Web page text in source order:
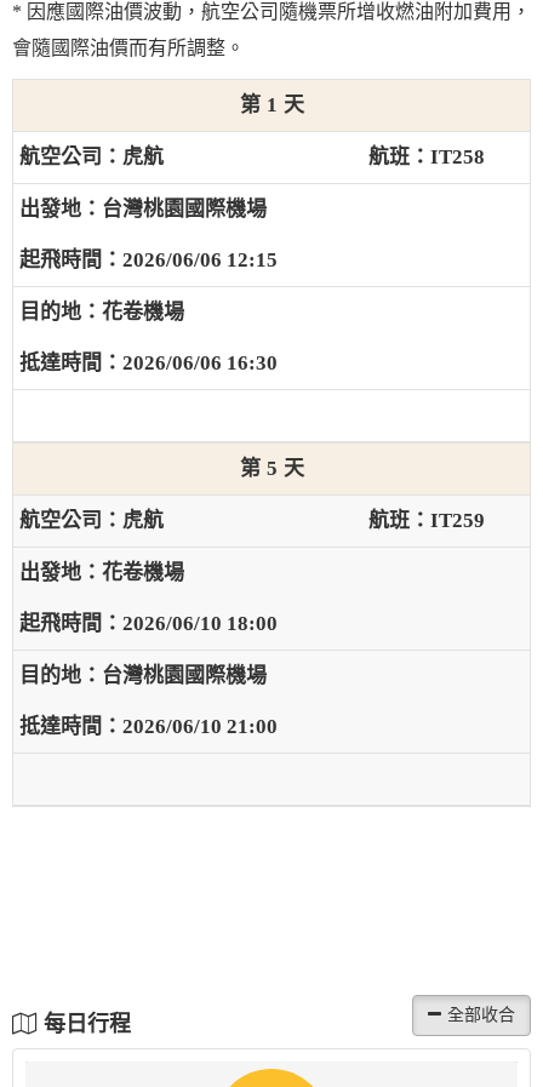
* 因應國際油價波動，航空公司隨機票所增收燃油附加費用，
會隨國際油價而有所調整。
1
虎航 IT258
台灣桃園國際機場
2026/06/06 12:15
花卷機場
2026/06/06 16:30
5
虎航 IT259
花卷機場
2026/06/10 18:00
台灣桃園國際機場
2026/06/10 21:00
每日行程